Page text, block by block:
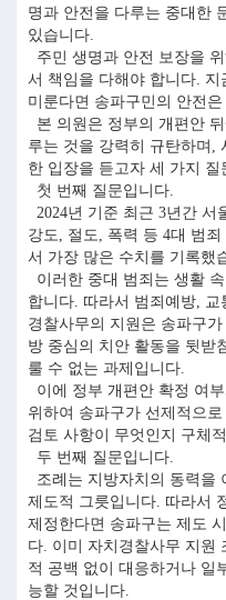
명과 안전을 다루는 중대한
있습니다.
주민 생명과 안전 보장을
서 책임을 다해야 합니다.
미룬다면 송파구민의 안전
본 의원은 정부의 개편안
루는 것을 강력히 규탄하며,
한 입장을 듣고자 세 가지 질
첫 번째 질문입니다.
2024년 기준 최근 3년간 서
강도, 절도, 폭력 등 4대 범죄
서 가장 많은 수치를 기록했
이러한 중대 범죄는 생활
합니다. 따라서 범죄예방, 교
경찰사무의 지원은 송파구
방 중심의 치안 활동을 뒷받
룰 수 없는 과제입니다.
이에 정부 개편안 확정 여
위하여 송파구가 선제적으
검토 사항이 무엇인지 구체
두 번째 질문입니다.
조례는 지방자치의 동력을
제도적 그릇입니다. 따라서
제정한다면 송파구는 제도
다. 이미 자치경찰사무 지원
적 공백 없이 대응하거나 일
능할 것입니다.